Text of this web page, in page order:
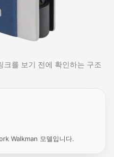
크를 보기 전에 확인하는 구조
Walkman 모델입니다.